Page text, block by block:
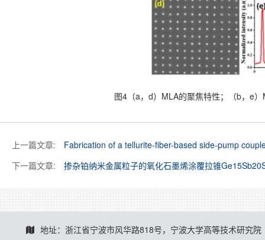
图4（a，d）MLA的聚焦特性；（b，e
上一篇文章:
Fabrication of a tellurite-fiber-based side-pump
下一篇文章:
掺杂铂纳米金属粒子的氧化石墨烯涂覆拉锥
地址：浙江省宁波市风华路818号，宁波大学高等技术研究院